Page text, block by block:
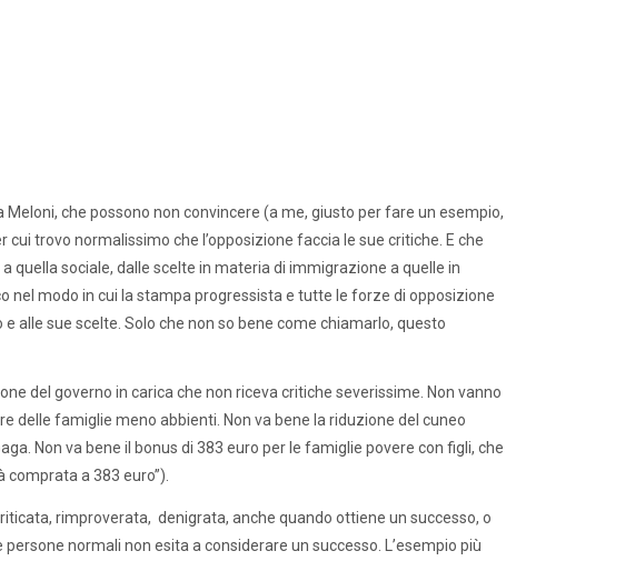
che possono non convincere (a me, giusto per fare un esempio,
trovo normalissimo che l’opposizione faccia le sue critiche. E che
quella sociale, dalle scelte in materia di immigrazione a quelle in
nel modo in cui la stampa progressista e tutte le forze di opposizione
alle sue scelte. Solo che non so bene come chiamarlo, questo
del governo in carica che non riceva critiche severissime. Non vanno
delle famiglie meno abbienti. Non va bene la riduzione del cuneo
Non va bene il bonus di 383 euro per le famiglie povere con figli, che
a 383 euro”).
rimproverata, denigrata, anche quando ottiene un successo, o
normali non esita a considerare un successo. L’esempio più